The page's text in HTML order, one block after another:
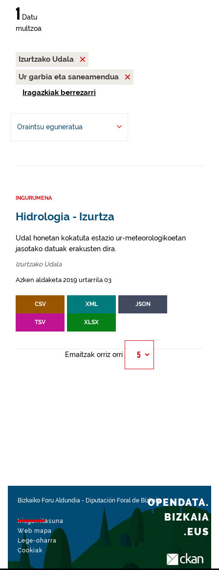
1 Datu
multzoa
Izurtzako Udala
Ur garbia eta saneamendua
Iragazkiak berrezarri
Oraintsu eguneratua
INGURUMENA
Hidrologia - Izurtza
Udal honetan kokatuta estazio ur-meteorologikoetan
jasotako datuak erakusten dira.
Izurtzako Udala
Azken aldaketa 2019 urtarrila 03
CSV XML JSON
TSV XLSX
Emaitzak orriz orri
Bizkaiko Foru Aldundia - Diputación Foral de Bizkaia
Irisgarritasuna
Web mapa
Lege-oharra
Cookiak
OPENDATA.
BIZKAIA
.EUS